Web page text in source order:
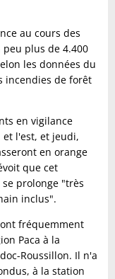
au cours des
plus de 4.400
les données du
incendies de forêt
en vigilance
l'est, et jeudi,
en orange
que cet
prolonge "très
inclus".
fréquemment
Paca à la
Roussillon. Il n'a
à la station